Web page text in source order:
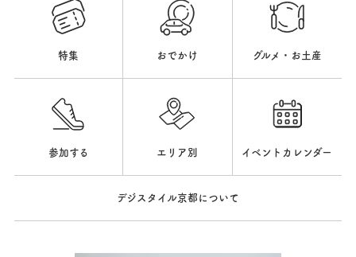
特集 おでかけ グルメ・お土産
参加する エリア別 イベントカレンダー
デジスタイル京都について